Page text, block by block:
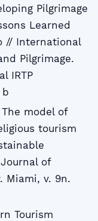
Pilgrimage
Learned
// International
Pilgrimage.
IRTP
b
The model of
tourism
of
Miami, v. 9n.
Tourism